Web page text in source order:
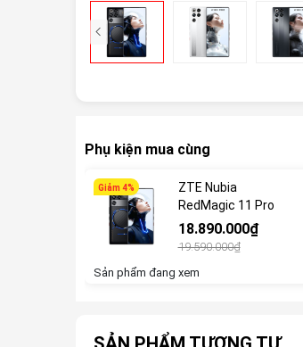
Phụ kiện mua cùng
Giảm 4%
ZTE Nubia
RedMagic 11 Pro
18.890.000₫
19.590.000₫
Sản phẩm đang xem